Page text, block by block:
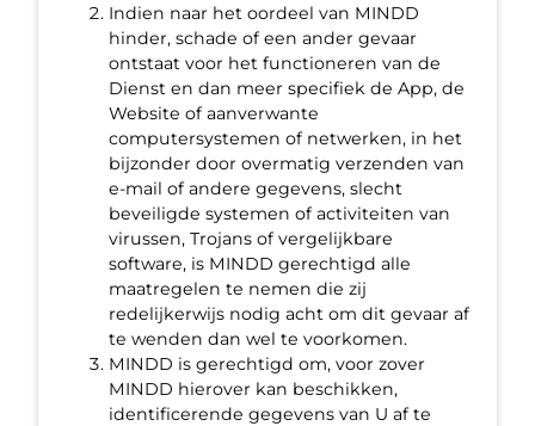
Indien naar het oordeel van MINDD
hinder, schade of een ander gevaar
ontstaat voor het functioneren van de
Dienst en dan meer specifiek de App, de
Website of aanverwante
computersystemen of netwerken, in het
bijzonder door overmatig verzenden van
e-mail of andere gegevens, slecht
beveiligde systemen of activiteiten van
virussen, Trojans of vergelijkbare
software, is MINDD gerechtigd alle
maatregelen te nemen die zij
redelijkerwijs nodig acht om dit gevaar af
te wenden dan wel te voorkomen.
MINDD is gerechtigd om, voor zover
MINDD hierover kan beschikken,
identificerende gegevens van U af te